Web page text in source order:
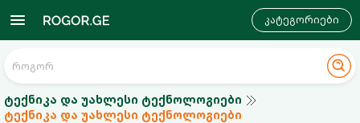
კატეგორიები
ტექნიკა და უახლესი ტექნოლოგიები
ტექნიკა და უახლესი ტექნოლოგიები